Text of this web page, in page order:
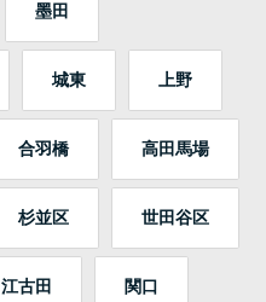
墨田
城東 上野
合羽橋 高田馬場
杉並区 世田谷区
江古田 関口